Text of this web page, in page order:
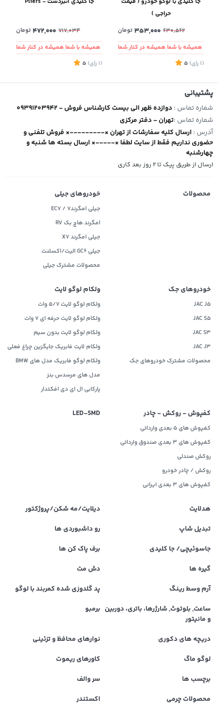
حراجی )
630,562
353,000 تومان
همیشه با شما همیشه در کنار شما
(1 رای)
5
717,034
472,000 تومان
همیشه با شما همیشه در کنار شما
(1 رای)
5
پشتیبانی
شماره تماس : 09391203942 - دوازده ظهر الی بیست کارشناس فروش
شماره تماس :تهران - دفتر مرکزی
آدرس : ارسال کلیه سفارشات از تهران ×---------× فروش تلفنی و
حضوری نداریم فقط از سایت لطفا ×-----× ارسال بسته ها شنبه و
چهارشنبه
ارسال از طریق پیک تا ۲ روز بعد کاری
محصولات خودروهای جیلی
جیلی امگرند۷ / EC7
امگرند هاچ بک RV
جیلی امگرند X7
جیلی GC6 الیت/اکسلنت
محصولات مشترک جیلی
خودروهای جک
JAC J5
JAC S5
JAC S3
JAC J3
محصولات مشترک خودروهای جک
ولکام لوگو لایت
ولکام لوگو لایت 5/7 وات
ولکام لوگو لایت حرفه ای 7 وات
ولکام لوگو لایت بدون سیم
ولکام لایت فابریک جایگزین چراغ فعلی
ولکام لوگو فابریک مدل های BMW
مدل های مرسدس بنز
پارکابی ال ای دی افکتدار
کفپوش - روکش - چادر
کفپوش های 5 بعدی وارداتی
کفپوش های 3 بعدی صندوق وارداتی
روکش صندلی
روکش / چادر خودرو
کفپوش های ۳ بعدی ایرانی
LED‌-SMD
هدلایت
دیلایت/مه شکن/پروژکتور
تبدیل شاپ
رو داشبوردی ها
جاسوئیچی/ جا کلیدی
برف پاک کن ها
گیره ها
دش مت
آرم وسط رینگ
پد گلدوزی شده کمربند با لوگو
ساعت, بلوتوث, شارژرها، باتری، دوربین
و مانیتور
برمبو
دریچه های دکوری
نوارهای محافظ و تزئینی
لوگو ماگ
کاورهای ریموت
برچسب ها
سر والف
محصولات چرمی
اکستندر